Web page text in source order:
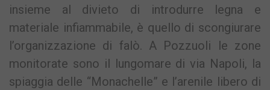
insieme al divieto di introdurre legna e
materiale infiammabile, è quello di scongiurare
l’organizzazione di falò. A Pozzuoli le zone
monitorate sono il lungomare di via Napoli, la
spiaggia delle “Monachelle” e l’arenile libero di